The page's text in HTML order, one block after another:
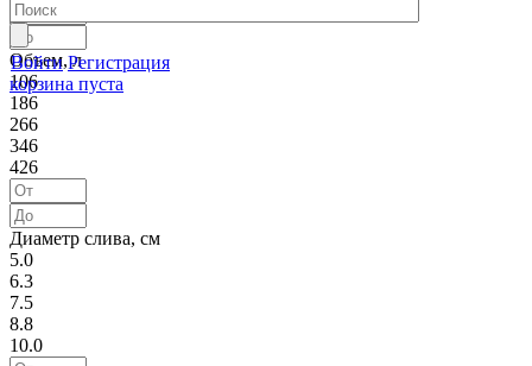
Войти Регистрация
корзина пуста
Объем, л
106
186
266
346
426
Диаметр слива, см
5.0
6.3
7.5
8.8
10.0